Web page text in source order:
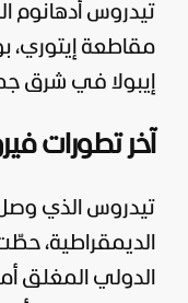
تيدروس أدهانوم
مقاطعة إيتوري،
إيبولا في شرق
آخر تطورات
تيدروس الذي
الديمقراطية،
الدولي المغلق